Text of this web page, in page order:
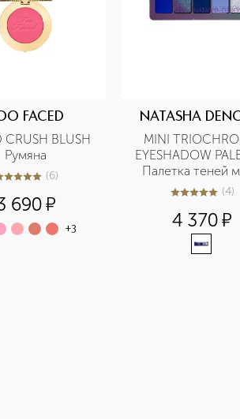
FACED
CRUSH BLUSH
Румяна
56 (6)
690¤
+3
NATASHA
MINI
EYESHADOW
Палетка теней
4.8из54 (4)
4 370¤